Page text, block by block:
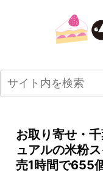
お取り寄せ・
ュアルの米粉
売1時間で655